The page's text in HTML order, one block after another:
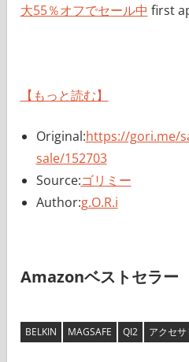
大55％オフでセール中 first
【もっと読む】
Original:https://gori.me/
sale/152703
Source:ゴリミー
Author:g.O.R.i
Amazonベストセラー
BELKIN MAGSAFE QI2 アクセ